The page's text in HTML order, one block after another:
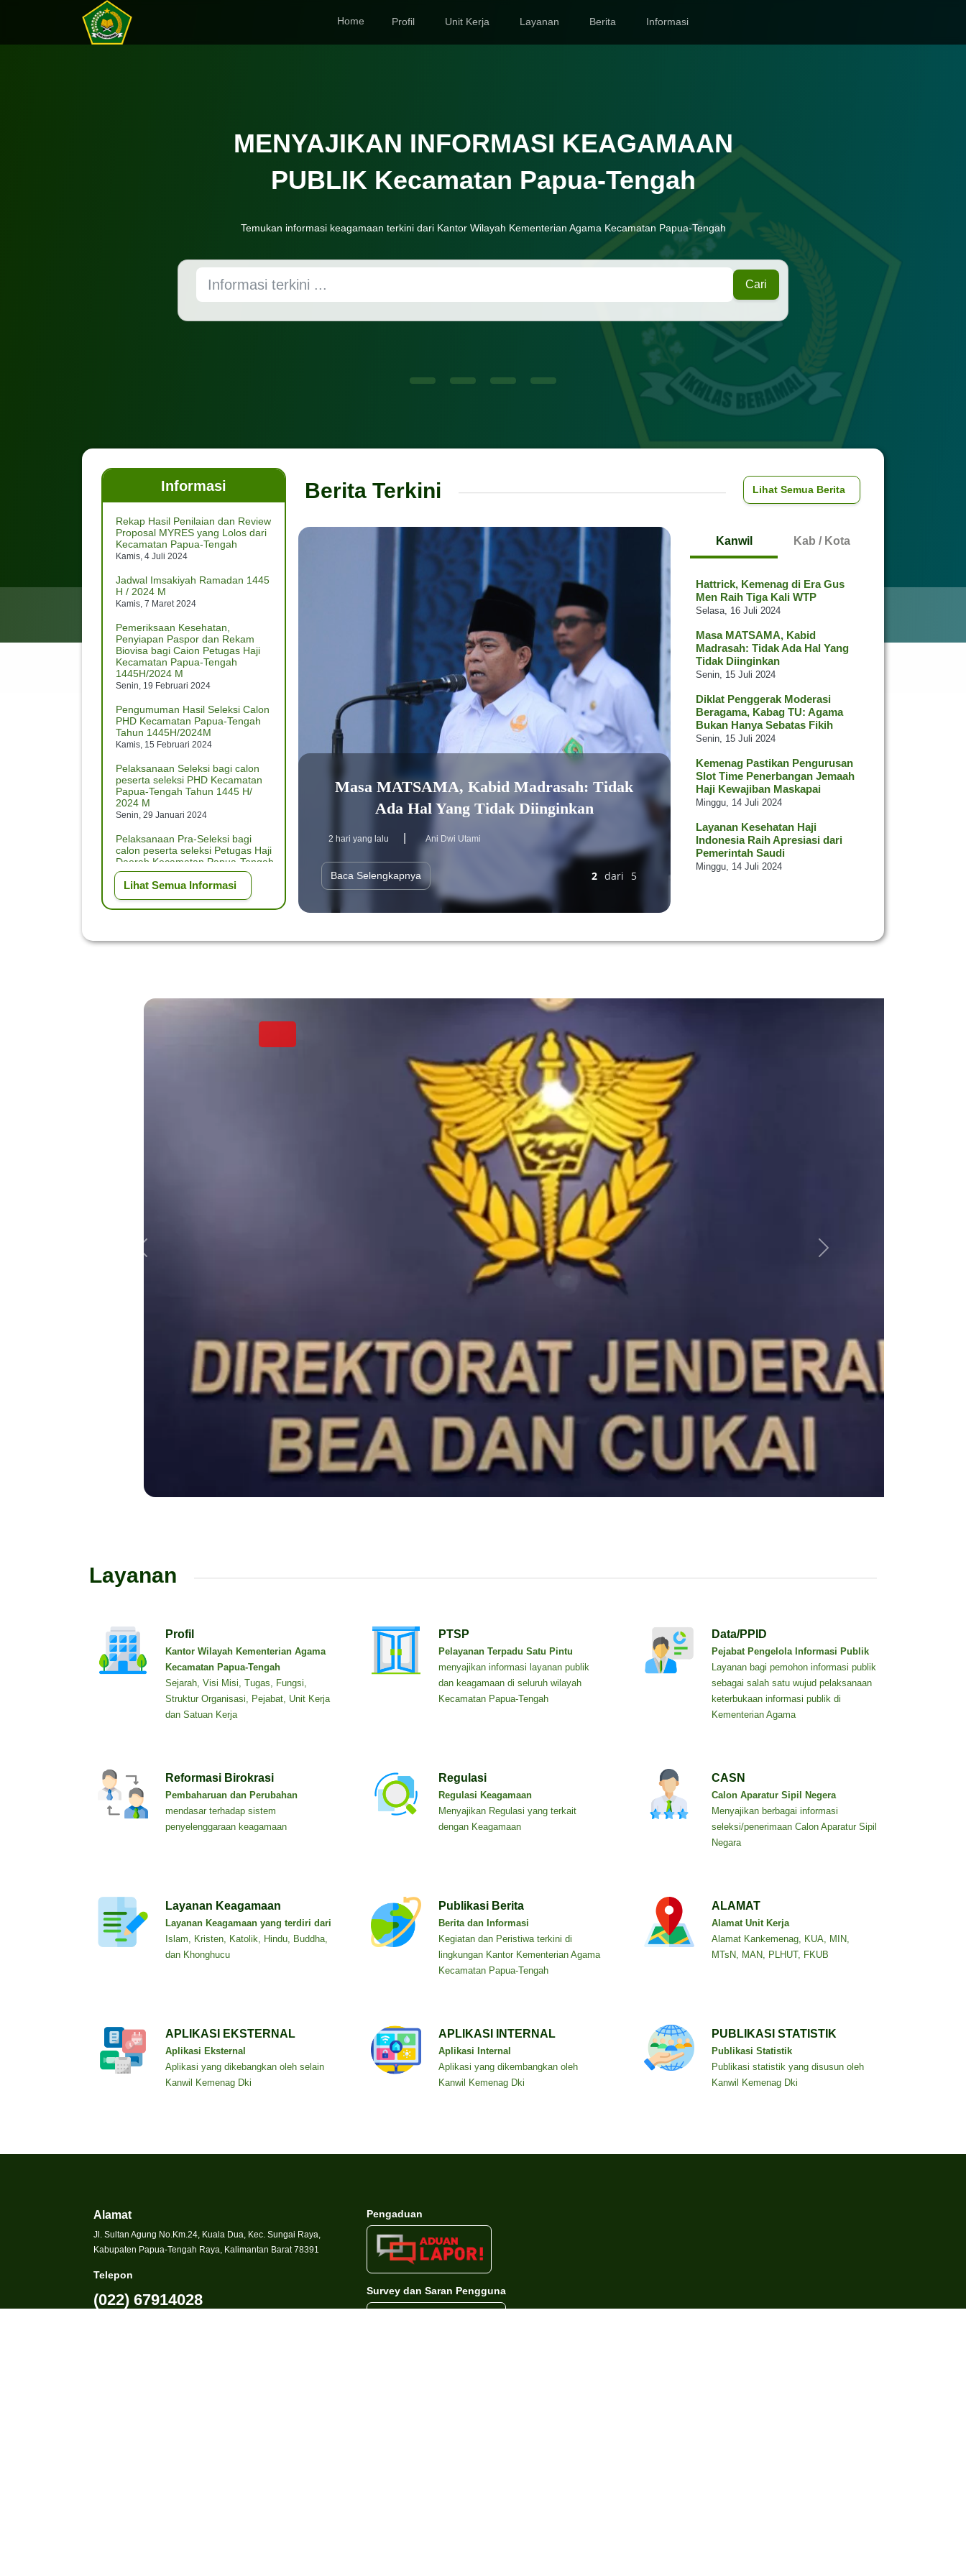
Home Profil Unit Kerja Layanan Berita Informasi
MENYAJIKAN INFORMASI KEAGAMAAN
PUBLIK Kecamatan Papua-Tengah
Temukan informasi keagamaan terkini dari Kantor Wilayah Kementerian Agama Kecamatan Papua-Tengah
Cari
Informasi
Rekap Hasil Penilaian dan Review
Proposal MYRES yang Lolos dari
Kecamatan Papua-Tengah
Kamis, 4 Juli 2024
Jadwal Imsakiyah Ramadan 1445
H / 2024 M
Kamis, 7 Maret 2024
Pemeriksaan Kesehatan,
Penyiapan Paspor dan Rekam
Biovisa bagi Caion Petugas Haji
Kecamatan Papua-Tengah
1445H/2024 M
Senin, 19 Februari 2024
Pengumuman Hasil Seleksi Calon
PHD Kecamatan Papua-Tengah
Tahun 1445H/2024M
Kamis, 15 Februari 2024
Pelaksanaan Seleksi bagi calon
peserta seleksi PHD Kecamatan
Papua-Tengah Tahun 1445 H/
2024 M
Senin, 29 Januari 2024
Pelaksanaan Pra-Seleksi bagi
calon peserta seleksi Petugas Haji
Daerah Kecamatan Papua-Tengah
Tahun 1445 H/ 2024 M
Jumat, 26 Januari 2024
PENGUMUMAN HASIL SELEKSI
PROV. Kecamatan Papua-Tengah
PETUGAS HAJI DAERAH (PHD)
Lihat Semua Informasi
Berita Terkini Lihat Semua Berita
Masa MATSAMA, Kabid Madrasah: Tidak
Ada Hal Yang Tidak Diinginkan
2 hari yang lalu Ani Dwi Utami
Baca Selengkapnya 2 dari 5
Kanwil Kab / Kota
Hattrick, Kemenag di Era Gus
Men Raih Tiga Kali WTP
Selasa, 16 Juli 2024
Masa MATSAMA, Kabid
Madrasah: Tidak Ada Hal Yang
Tidak Diinginkan
Senin, 15 Juli 2024
Diklat Penggerak Moderasi
Beragama, Kabag TU: Agama
Bukan Hanya Sebatas Fikih
Senin, 15 Juli 2024
Kemenag Pastikan Pengurusan
Slot Time Penerbangan Jemaah
Haji Kewajiban Maskapai
Minggu, 14 Juli 2024
Layanan Kesehatan Haji
Indonesia Raih Apresiasi dari
Pemerintah Saudi
Minggu, 14 Juli 2024
Pastikan Kualitas Bangunan,
Previous Next
Layanan
Profil
Kantor Wilayah Kementerian Agama
Kecamatan Papua-Tengah
Sejarah, Visi Misi, Tugas, Fungsi,
Struktur Organisasi, Pejabat, Unit Kerja
dan Satuan Kerja
PTSP
Pelayanan Terpadu Satu Pintu
menyajikan informasi layanan publik
dan keagamaan di seluruh wilayah
Kecamatan Papua-Tengah
Data/PPID
Pejabat Pengelola Informasi Publik
Layanan bagi pemohon informasi publik
sebagai salah satu wujud pelaksanaan
keterbukaan informasi publik di
Kementerian Agama
Reformasi Birokrasi
Pembaharuan dan Perubahan
mendasar terhadap sistem
penyelenggaraan keagamaan
Regulasi
Regulasi Keagamaan
Menyajikan Regulasi yang terkait
dengan Keagamaan
CASN
Calon Aparatur Sipil Negera
Menyajikan berbagai informasi
seleksi/penerimaan Calon Aparatur Sipil
Negara
Layanan Keagamaan
Layanan Keagamaan yang terdiri dari
Islam, Kristen, Katolik, Hindu, Buddha,
dan Khonghucu
Publikasi Berita
Berita dan Informasi
Kegiatan dan Peristiwa terkini di
lingkungan Kantor Kementerian Agama
Kecamatan Papua-Tengah
ALAMAT
Alamat Unit Kerja
Alamat Kankemenag, KUA, MIN,
MTsN, MAN, PLHUT, FKUB
APLIKASI EKSTERNAL
Aplikasi Eksternal
Aplikasi yang dikebangkan oleh selain
Kanwil Kemenag Dki
APLIKASI INTERNAL
Aplikasi Internal
Aplikasi yang dikembangkan oleh
Kanwil Kemenag Dki
PUBLIKASI STATISTIK
Publikasi Statistik
Publikasi statistik yang disusun oleh
Kanwil Kemenag Dki
Alamat
Jl. Sultan Agung No.Km.24, Kuala Dua, Kec. Sungai Raya,
Kabupaten Papua-Tengah Raya, Kalimantan Barat 78391
Telepon
(022) 67914028
Pengaduan
Survey dan Saran Pengguna